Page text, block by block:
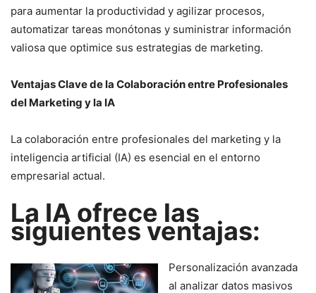
para aumentar la productividad y agilizar procesos,
automatizar tareas monótonas y suministrar información
valiosa que optimice sus estrategias de marketing.
Ventajas Clave de la Colaboración entre Profesionales
del Marketing y la IA
La colaboración entre profesionales del marketing y la
inteligencia artificial (IA) es esencial en el entorno
empresarial actual.
La IA ofrece las
siguientes ventajas:
Personalización avanzada
al analizar datos masivos